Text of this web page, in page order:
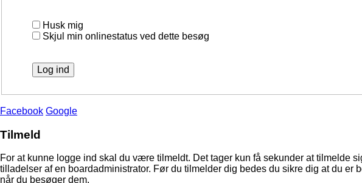
Husk mig
Skjul min onlinestatus ved dette besøg
Facebook Google
Tilmeld
For at kunne logge ind skal du være tilmeldt. Det tager kun få sekunder at tilmelde
tilladelser af en boardadministrator. Før du tilmelder dig bedes du sikre dig at du
når du besøger dem.